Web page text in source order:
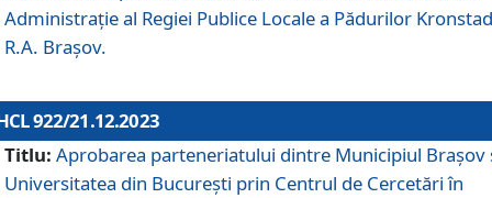
Administrație al Regiei Publice Locale a Pădurilor
R.A. Brașov.
922/21.12.2023
Titlu: Aprobarea parteneriatului dintre Municipiul Brașov
Universitatea din București prin Centrul de Cercetări în